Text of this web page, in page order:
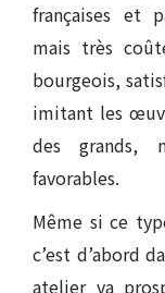
françaises et
mais très
bourgeois,
imitant les
des grands,
favorables.
Même si ce
c’est d’abord
atelier va